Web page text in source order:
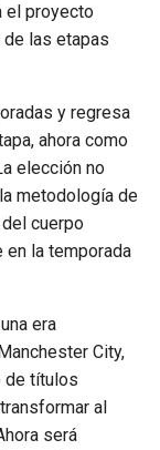
el proyecto
de las etapas
y regresa
ahora como
elección no
metodología de
cuerpo
la temporada
era
City,
de títulos
al
será